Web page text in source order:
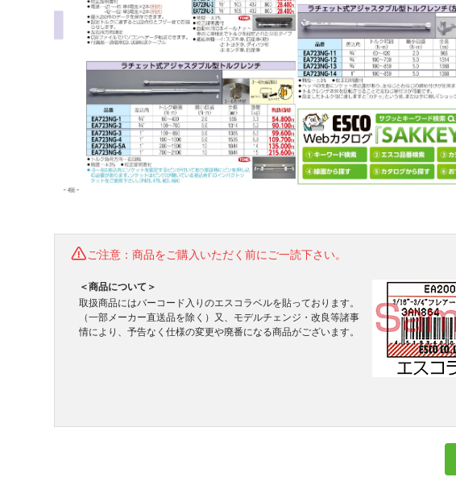
ご注意：商品をご購入いただく前にご一読下さい。
＜商品について＞
取扱商品にはバーコード入りのエスコラベルを貼っております。
（一部メーカー直送品を除く）又、モデルチェンジ・改良等諸事
情により、予告なく仕様の変更や廃番になる商品がございます。